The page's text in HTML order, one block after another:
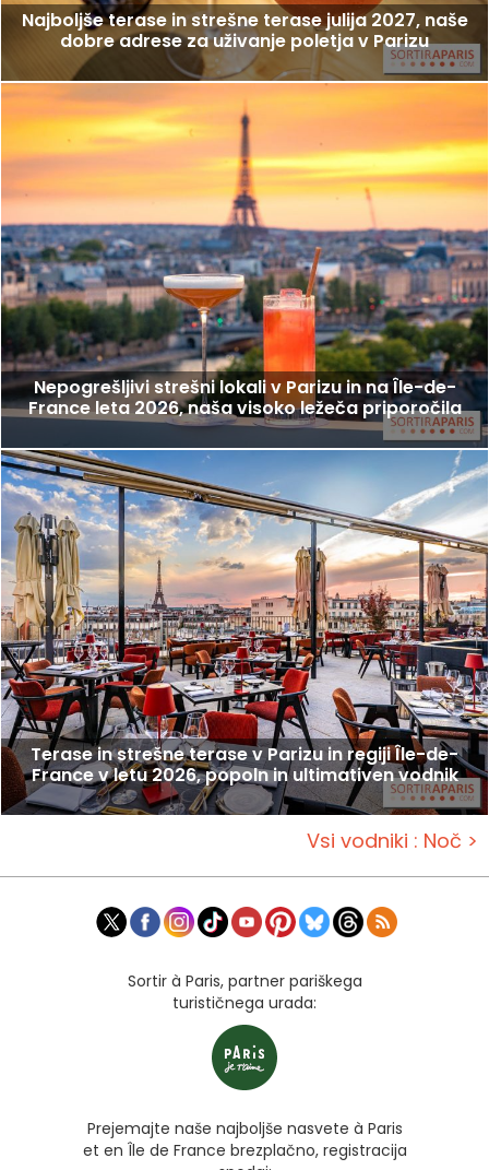
Najboljše terase in strešne terase julija 2027, naše
dobre adrese za uživanje poletja v Parizu
Nepogrešljivi strešni lokali v Parizu in na Île-de-
France leta 2026, naša visoko ležeča priporočila
Terase in strešne terase v Parizu in regiji Île-de-
France v letu 2026, popoln in ultimativen vodnik
Vsi vodniki : Noč >
Sortir à Paris, partner pariškega
turističnega urada:
Prejemajte naše najboljše nasvete à Paris
et en Île de France brezplačno, registracija